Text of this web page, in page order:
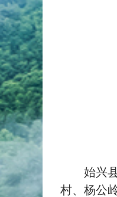
始兴县
村、杨公